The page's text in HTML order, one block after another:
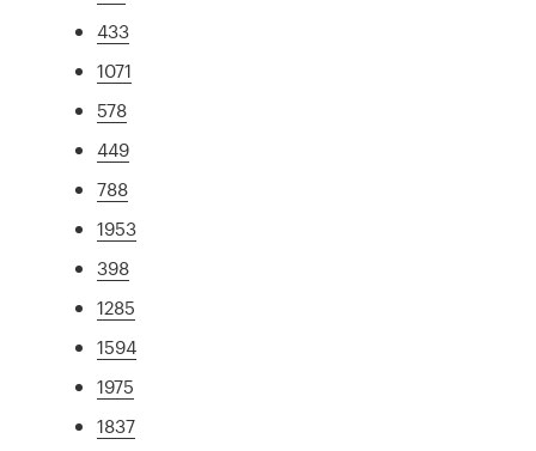
433
1071
578
449
788
1953
398
1285
1594
1975
1837